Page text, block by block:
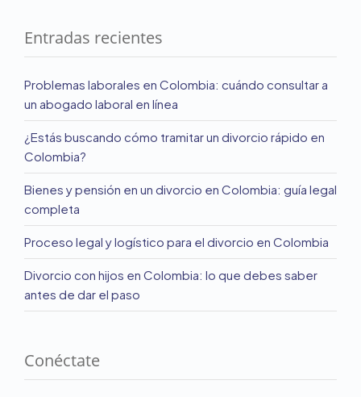
Entradas recientes
Problemas laborales en Colombia: cuándo consultar a
un abogado laboral en línea
¿Estás buscando cómo tramitar un divorcio rápido en
Colombia?
Bienes y pensión en un divorcio en Colombia: guía legal
completa
Proceso legal y logístico para el divorcio en Colombia
Divorcio con hijos en Colombia: lo que debes saber
antes de dar el paso
Conéctate